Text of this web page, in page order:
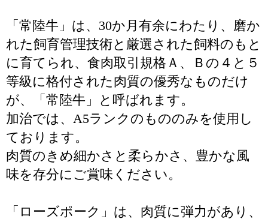
「常陸牛」は、30か月有余にわたり、磨か
れた飼育管理技術と厳選された飼料のもと
に育てられ、食肉取引規格Ａ、Ｂの４と５
等級に格付された肉質の優秀なものだけ
が、「常陸牛」と呼ばれます。
加治では、A5ランクのもののみを使用し
ております。
肉質のきめ細かさと柔らかさ、豊かな風
味を存分にご賞味ください。
「ローズポーク」は、肉質に弾力があり、